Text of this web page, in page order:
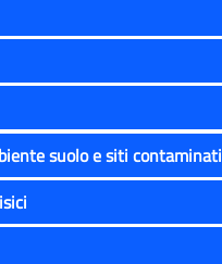
suolo e siti contaminati